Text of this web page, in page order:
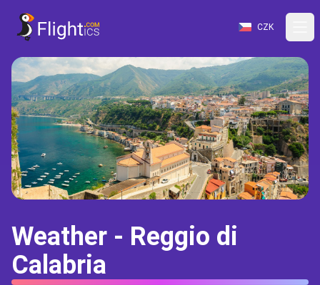
CZK
Weather - Reggio di
Calabria